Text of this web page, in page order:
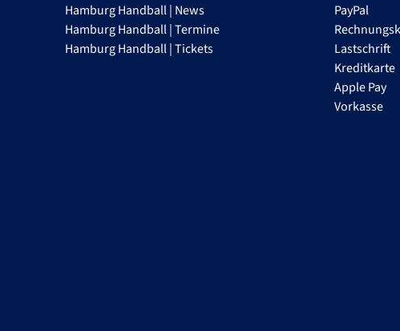
Hamburg Handball | News
Hamburg Handball | Termine
Hamburg Handball | Tickets
PayPal
Lastschrift
Kreditkarte
Apple Pay
Vorkasse